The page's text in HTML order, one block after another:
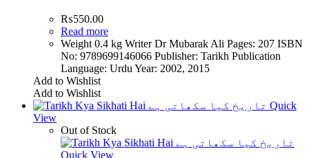
₨550.00
Read more
Weight 0.4 kg Writer Dr Mubarak Ali Pages: 207 ISBN
No: 9789699146066 Publisher: Tarikh Publication
Language: Urdu Year: 2002, 2015
Add to Wishlist
Add to Wishlist
Quick
View
Out of Stock
Quick View